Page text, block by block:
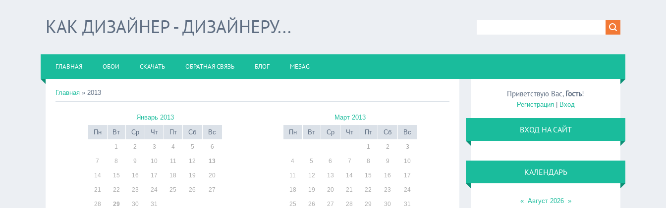
КАК ДИЗАЙНЕР - ДИЗАЙНЕРУ...
ГЛАВНАЯ ОБОИ СКАЧАТЬ ОБРАТНАЯ СВЯЗЬ БЛОГ MESAG
Главная » 2013
Январь 2013
Пн
Вт Ср Чт Пт Сб Вс
1 2 3 4 5 6
7 8 9 10 11 12 13
14 15 16 17 18 19 20
21 22 23 24 25 26 27
28 29 30 31
Март 2013
Пн
Вт Ср Чт Пт Сб Вс
1 2 3
4 5 6 7 8 9 10
11 12 13 14 15 16 17
18 19 20 21 22 23 24
25 26 27 28 29 30 31
Приветствую Вас, Гость!
Регистрация| Вход
ВХОД НА САЙТ
КАЛЕНДАРЬ
« Август 2026 »